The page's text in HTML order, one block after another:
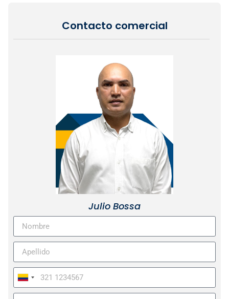
Contacto comercial
Julio Bossa
Colombia
+57